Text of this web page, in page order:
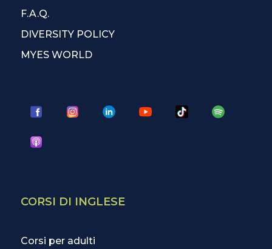
F.A.Q.
DIVERSITY POLICY
MYES WORLD
CORSI DI INGLESE
Corsi per adulti